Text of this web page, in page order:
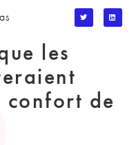
les
confort de